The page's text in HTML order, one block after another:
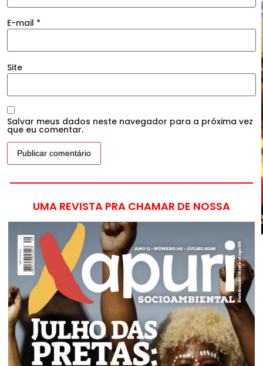
E-mail *
Site
Salvar meus dados neste navegador para a próxima vez
que eu comentar.
UMA REVISTA PRA CHAMAR DE NOSSA